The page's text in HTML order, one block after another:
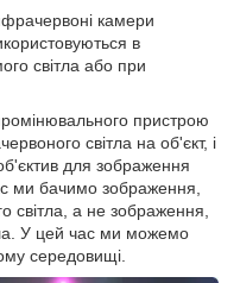
камери
в
світла або при
пристрою
світла на об'єкт, і
для зображення
ми бачимо зображення,
світла, а не зображення,
У цей час ми можемо
середовищі.